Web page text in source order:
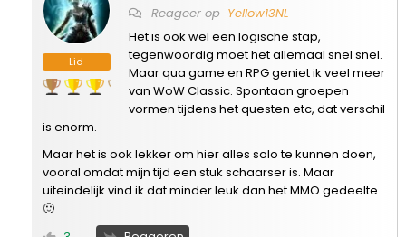
Lid
Reageer op Yellow13NL
Het is ook wel een logische stap,
tegenwoordig moet het allemaal snel snel.
Maar qua game en RPG geniet ik veel meer
van WoW Classic. Spontaan groepen
vormen tijdens het questen etc, dat verschil
is enorm.
Maar het is ook lekker om hier alles solo te kunnen doen,
vooral omdat mijn tijd een stuk schaarser is. Maar
uiteindelijk vind ik dat minder leuk dan het MMO gedeelte
🙂